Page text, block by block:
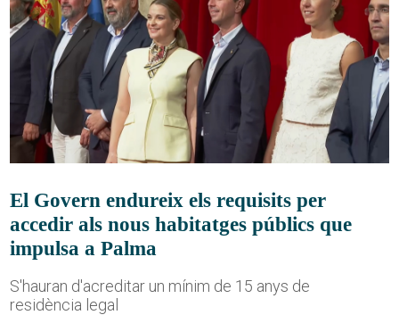
El Govern endureix els requisits per
accedir als nous habitatges públics que
impulsa a Palma
S'hauran d'acreditar un mínim de 15 anys de
residència legal